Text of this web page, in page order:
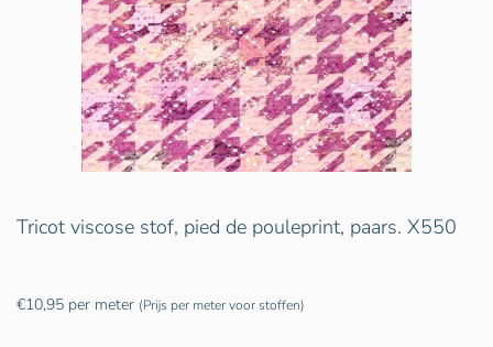
Tricot viscose stof, pied de pouleprint, paars. X550
€10,95 per meter (Prijs per meter voor stoffen)